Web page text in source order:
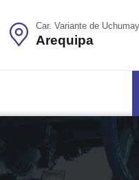
Car. Variante de
Arequipa